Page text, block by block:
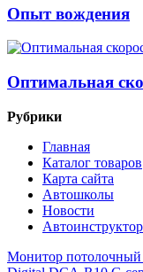
Опыт вождения
Оптимальная
Рубрики
Главная
Каталог товаров
Карта сайта
Автошколы
Новости
Монитор